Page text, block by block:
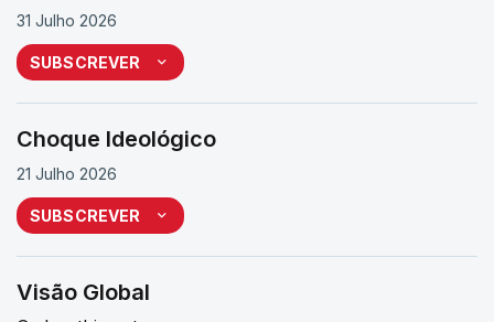
31 Julho 2026
SUBSCREVER
Choque Ideológico
21 Julho 2026
SUBSCREVER
Visão Global